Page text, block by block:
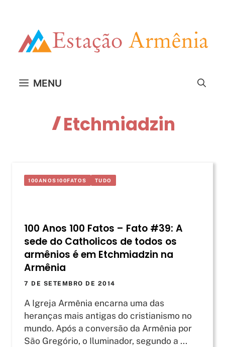
MENU
Etchmiadzin
100ANOS100FATOS TUDO
100 Anos 100 Fatos – Fato #39: A
sede do Catholicos de todos os
armênios é em Etchmiadzin na
Armênia
7 DE SETEMBRO DE 2014
A Igreja Armênia encarna uma das
heranças mais antigas do cristianismo no
mundo. Após a conversão da Armênia por
São Gregório, o Iluminador, segundo a ...